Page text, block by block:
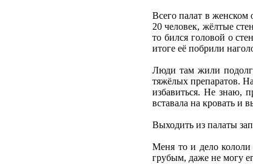
Всего палат в женском
20 человек, жёлтые
то бился головой о
итоге её побрили
Люди там жили
тяжёлых препаратов.
избавиться. Не знаю,
вставала на кровать и
Выходить из палаты
Меня то и дело кололи
грубым, даже не могу